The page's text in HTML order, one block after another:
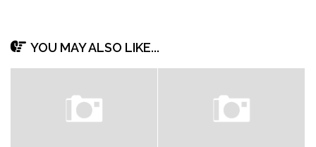
YOU MAY ALSO LIKE...